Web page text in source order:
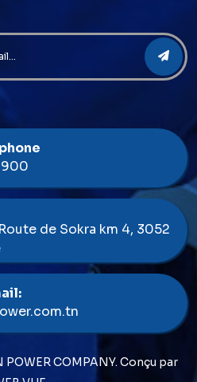
900
de Sokra km 4, 3052
COMPANY. Conçu par